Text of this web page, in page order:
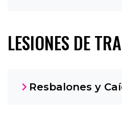
LESIONES DE
Resbalones y